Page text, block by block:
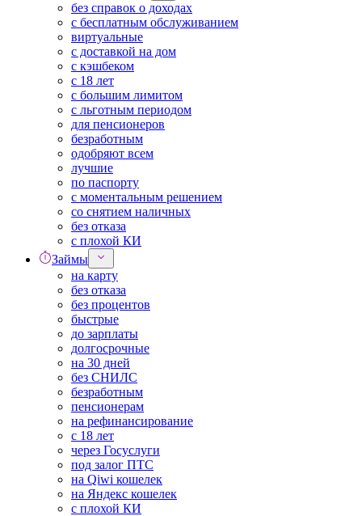
без справок о доходах
с бесплатным обслуживанием
виртуальные
с доставкой на дом
с кэшбеком
с 18 лет
с большим лимитом
с льготным периодом
для пенсионеров
безработным
одобряют всем
лучшие
по паспорту
с моментальным решением
со снятием наличных
без отказа
с плохой КИ
Займы
на карту
без отказа
без процентов
быстрые
до зарплаты
долгосрочные
на 30 дней
без СНИЛС
безработным
пенсионерам
на рефинансирование
с 18 лет
через Госуслуги
под залог ПТС
на Qiwi кошелек
на Яндекс кошелек
с плохой КИ